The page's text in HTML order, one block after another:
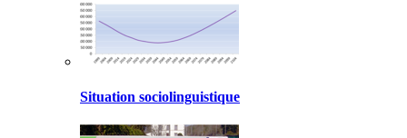
Situation sociolinguistique